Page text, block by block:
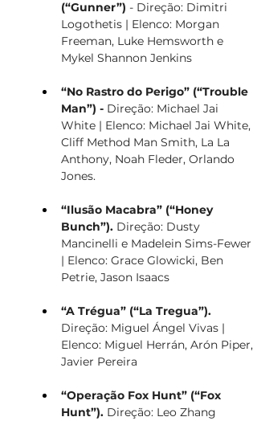
(“Gunner”) - Direção: Dimitri
Logothetis | Elenco: Morgan
Freeman, Luke Hemsworth e
Mykel Shannon Jenkins
“No Rastro do Perigo” (“Trouble
Man”) - Direção: Michael Jai
White | Elenco: Michael Jai White,
Cliff Method Man Smith, La La
Anthony, Noah Fleder, Orlando
Jones.
“Ilusão Macabra” (“Honey
Bunch”). Direção: Dusty
Mancinelli e Madelein Sims-Fewer
| Elenco: Grace Glowicki, Ben
Petrie, Jason Isaacs
“A Trégua” (“La Tregua”).
Direção: Miguel Ángel Vivas |
Elenco: Miguel Herrán, Arón Piper,
Javier Pereira
“Operação Fox Hunt” (“Fox
Hunt”). Direção: Leo Zhang